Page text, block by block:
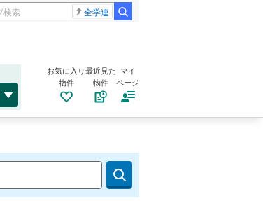
全学連
お気に入り
物件
最近見た
物件
マイ
ページ